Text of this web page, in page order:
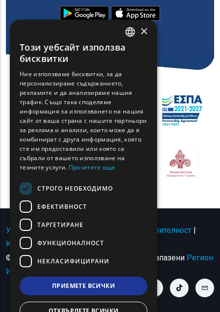
Условия за ползване | Политика за поверителност |
Карта на сайта|Свържете се с
© Авторско право 2024 - Всички права запазени Регион
Източна Македония и Тракия
youtube linkfacebook linktwitter linklinkedin linkinstagram link
tiktok link
ENGLISH
FRENCH
ROMANIAN
TURKISH
×
Този уебсайт използва
бисквитки
Ние използваме бисквитки, за да
персонализираме съдържанието,
рекламите и да анализираме нашия
трафик. Също така споделяме
информация за използването на нашия
сайт от ваша страна с нашите партньори
за реклама и анализи, които може да я
комбинират с друга информация, която
сте им предоставили или която са
събрали от вашето използване на
техните услуги. Прочетете още
СТРОГО НЕОБХОДИМО
ЕФЕКТИВНОСТ
ТАРГЕТИРАНЕ
ФУНКЦИОНАЛНОСТ
НЕКЛАСИФИЦИРАНИ
ПРИЕМЕТЕ ВСИЧКИ